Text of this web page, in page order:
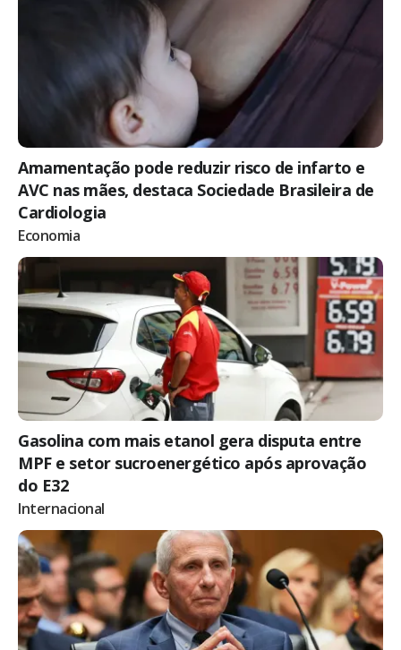
Amamentação pode reduzir risco de infarto e
AVC nas mães, destaca Sociedade Brasileira de
Cardiologia
Economia
Gasolina com mais etanol gera disputa entre
MPF e setor sucroenergético após aprovação
do E32
Internacional